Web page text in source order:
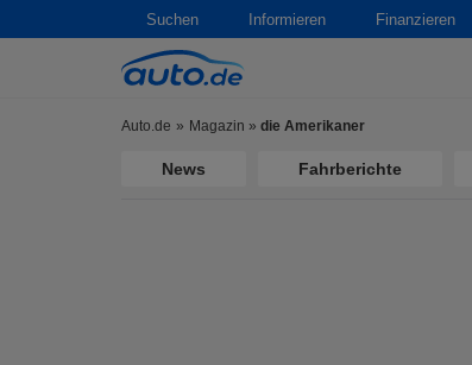
Suchen Informieren Finanzieren
Auto.de Magazin » die Amerikaner
News Fahrberichte